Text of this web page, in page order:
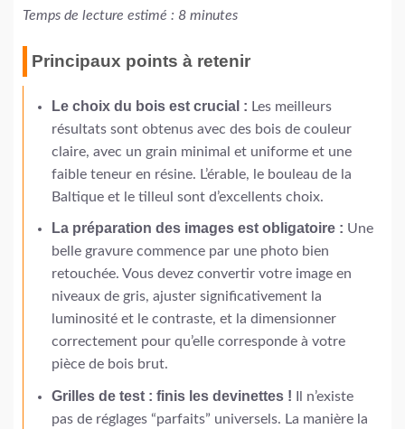
Temps de lecture estimé : 8 minutes
Principaux points à retenir
Le choix du bois est crucial : Les meilleurs
résultats sont obtenus avec des bois de couleur
claire, avec un grain minimal et uniforme et une
faible teneur en résine. L’érable, le bouleau de la
Baltique et le tilleul sont d’excellents choix.
La préparation des images est obligatoire : Une
belle gravure commence par une photo bien
retouchée. Vous devez convertir votre image en
niveaux de gris, ajuster significativement la
luminosité et le contraste, et la dimensionner
correctement pour qu’elle corresponde à votre
pièce de bois brut.
Grilles de test : finis les devinettes ! Il n’existe
pas de réglages “parfaits” universels. La manière la